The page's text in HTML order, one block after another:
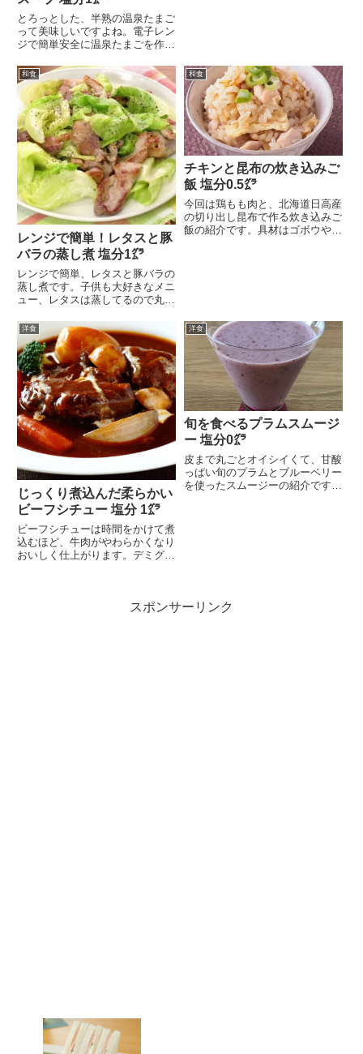
とろっとした、半熟の温泉たまご
って美味しいですよね。電子レン
ジで簡単安全に温泉たまごを作っ
和食
レンジで簡単！レタスと豚
バラの蒸し煮 塩分1㌘
レンジで簡単、レタスと豚バラの
蒸し煮です。子供も大好きなメニ
ュー、レタスは蒸してるので丸ご
和食
チキンと昆布の炊き込みご
飯 塩分0.5㌘
今回は鶏もも肉と、北海道日高産
の切り出し昆布で作る炊き込みご
飯の紹介です。具材はゴボウやき
洋食
じっくり煮込んだ柔らかい
ビーフシチュー 塩分 1㌘
ビーフシチューは時間をかけて煮
込むほど、牛肉がやわらかくなり
おいしく仕上がります。デミグラ
洋食
旬を食べるプラムスムージ
ー 塩分0㌘
皮まで丸ごとオイシイくて、甘酸
っぱい旬のプラムとブルーベリー
を使ったスムージーの紹介です。
スポンサーリンク